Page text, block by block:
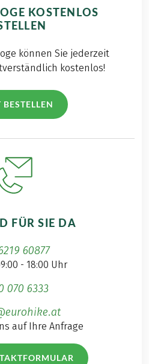
KOSTENLOS
können Sie jederzeit
kostenlos!
BESTELLEN
FÜR SIE DA
60877
- 18:00 Uhr
070 6333
auf Ihre Anfrage